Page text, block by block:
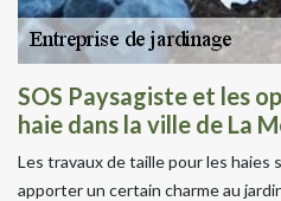
SOS Paysagiste et les
haie dans la ville de La
Les travaux de taille pour les haies
apporter un certain charme au